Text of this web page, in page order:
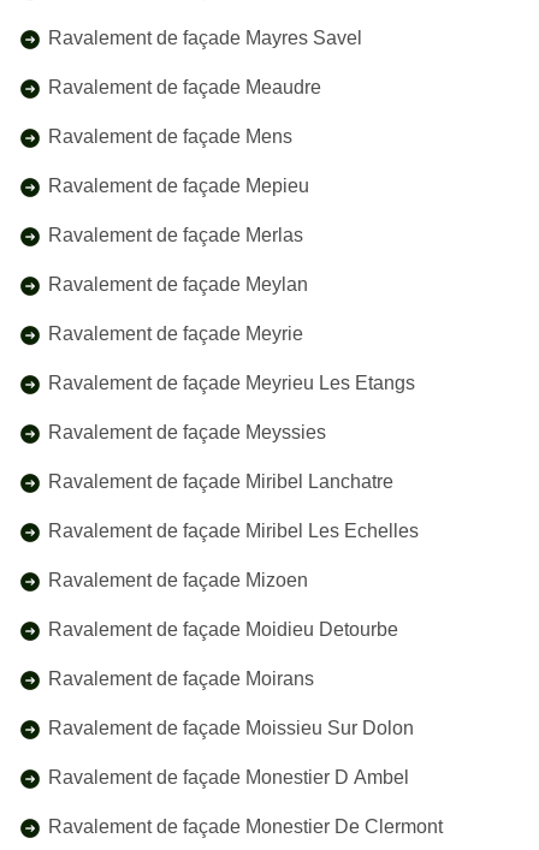
Ravalement de façade Mayres Savel
Ravalement de façade Meaudre
Ravalement de façade Mens
Ravalement de façade Mepieu
Ravalement de façade Merlas
Ravalement de façade Meylan
Ravalement de façade Meyrie
Ravalement de façade Meyrieu Les Etangs
Ravalement de façade Meyssies
Ravalement de façade Miribel Lanchatre
Ravalement de façade Miribel Les Echelles
Ravalement de façade Mizoen
Ravalement de façade Moidieu Detourbe
Ravalement de façade Moirans
Ravalement de façade Moissieu Sur Dolon
Ravalement de façade Monestier D Ambel
Ravalement de façade Monestier De Clermont